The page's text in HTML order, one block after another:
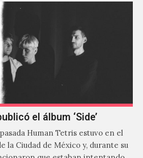
el álbum ‘Side’
Human Tetris estuvo en el
la Ciudad de México y, durante su